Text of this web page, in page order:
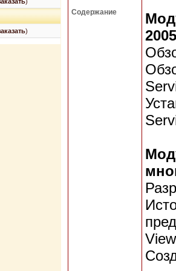
)
Содержание